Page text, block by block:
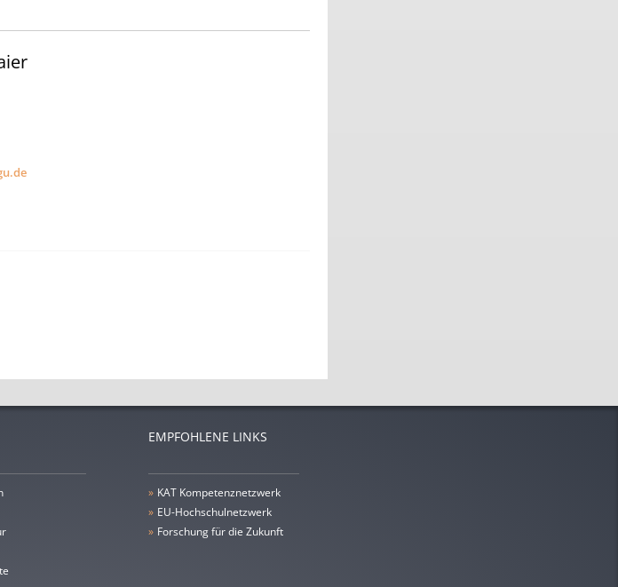
EMPFOHLENE LINKS
» KAT Kompetenznetzwerk
» EU-Hochschulnetzwerk
» Forschung für die Zukunft